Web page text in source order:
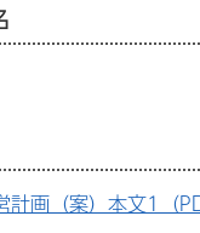
計画（案）本文1（